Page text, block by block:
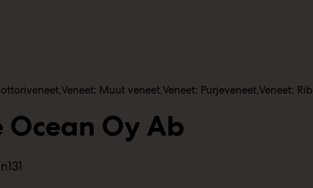
Veneet: Muut veneet Veneet: Purjeveneet Veneet:
Ocean Oy Ab